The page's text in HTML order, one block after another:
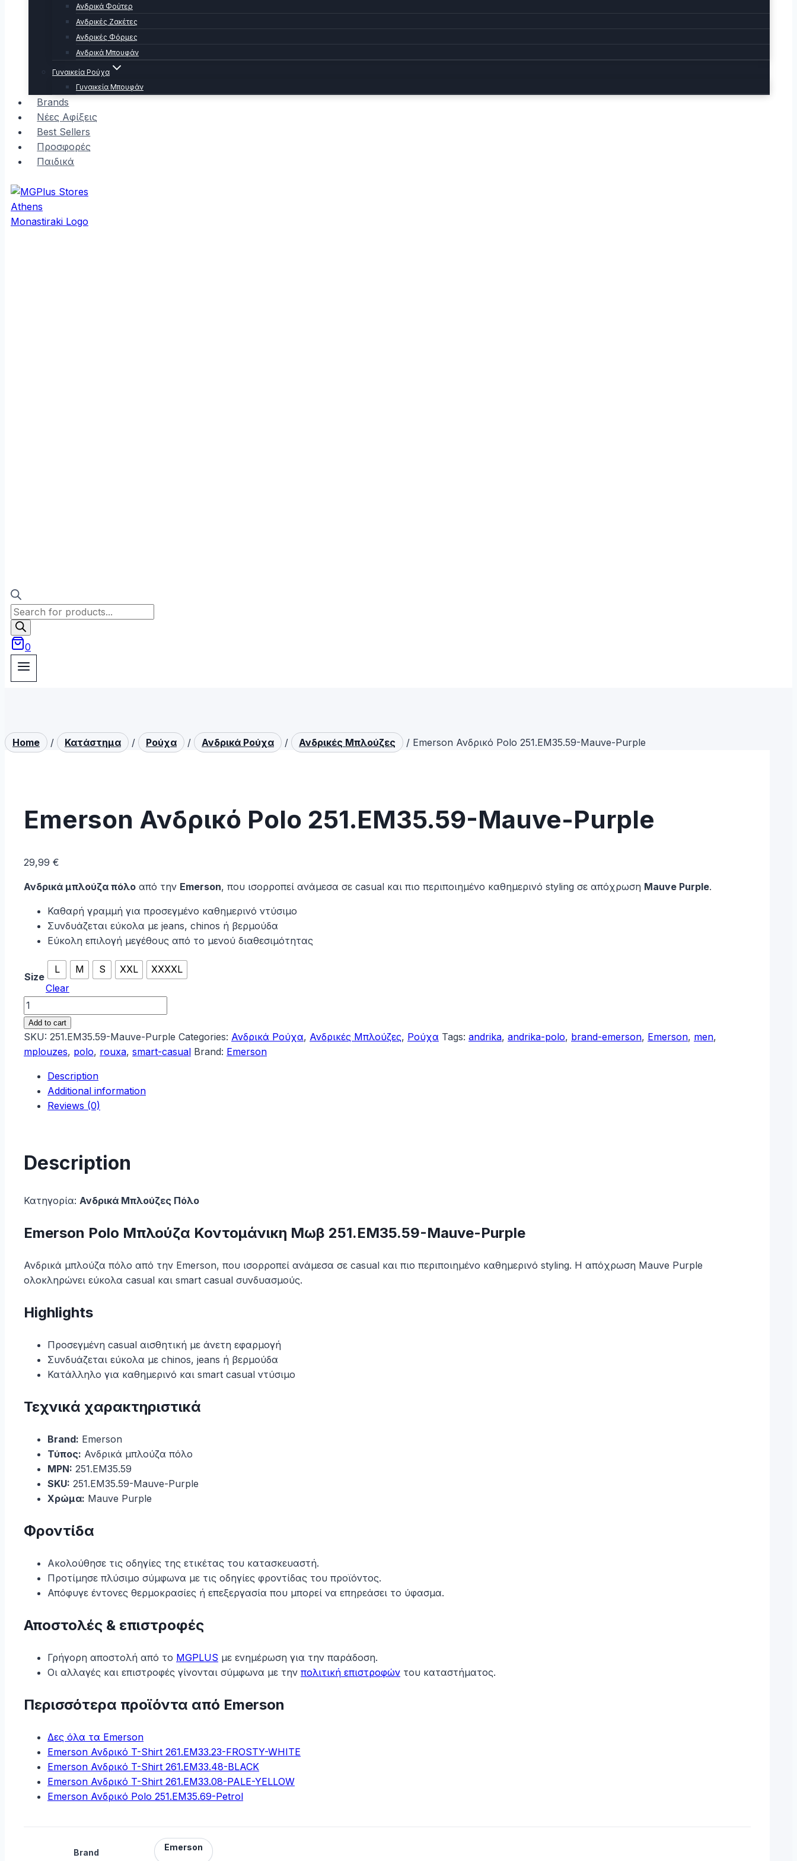
Ανδρικά Φούτερ
Ανδρικές Ζακέτες
Ανδρικές Φόρμες
Ανδρικά Μπουφάν
Γυναικεία Ρούχα
Γυναικεία Μπουφάν
Brands
Νέες Αφίξεις
Best Sellers
Προσφορές
Παιδικά
Products
search
0
Home / Κατάστημα / Ρούχα / Ανδρικά Ρούχα / Ανδρικές Μπλούζες / Emerson Ανδρικό Polo 251.EM35.59-Mauve-Purple
Emerson Ανδρικό Polo 251.EM35.59-Mauve-Purple
29,99 €
Ανδρικά μπλούζα πόλο από την Emerson, που ισορροπεί ανάμεσα σε casual και πιο περιποιημένο καθημερινό styling σε απόχρωση Mauve Purple.
Καθαρή γραμμή για προσεγμένο καθημερινό ντύσιμο
Συνδυάζεται εύκολα με jeans, chinos ή βερμούδα
Εύκολη επιλογή μεγέθους από το μενού διαθεσιμότητας
Size
L M S XXL
XXXXL
Clear
Emerson
Ανδρικό
Polo
251.EM35.59-
Purple
quantity
Add to cart
SKU: 251.EM35.59-Mauve-Purple Categories: Ανδρικά Ρούχα, Ανδρικές Μπλούζες, Ρούχα Tags: andrika, andrika-polo, brand-emerson, Emerson, men,
mplouzes, polo, rouxa, smart-casual Brand: Emerson
Description
Additional information
Reviews (0)
Description
Κατηγορία: Ανδρικά Μπλούζες Πόλο
Emerson Polo Μπλούζα Κοντομάνικη Μωβ 251.EM35.59-Mauve-Purple
Ανδρικά μπλούζα πόλο από την Emerson, που ισορροπεί ανάμεσα σε casual και πιο περιποιημένο καθημερινό styling. Η απόχρωση Mauve Purple
ολοκληρώνει εύκολα casual και smart casual συνδυασμούς.
Highlights
Προσεγμένη casual αισθητική με άνετη εφαρμογή
Συνδυάζεται εύκολα με chinos, jeans ή βερμούδα
Κατάλληλο για καθημερινό και smart casual ντύσιμο
Τεχνικά χαρακτηριστικά
Brand: Emerson
Τύπος: Ανδρικά μπλούζα πόλο
MPN: 251.EM35.59
SKU: 251.EM35.59-Mauve-Purple
Χρώμα: Mauve Purple
Φροντίδα
Ακολούθησε τις οδηγίες της ετικέτας του κατασκευαστή.
Προτίμησε πλύσιμο σύμφωνα με τις οδηγίες φροντίδας του προϊόντος.
Απόφυγε έντονες θερμοκρασίες ή επεξεργασία που μπορεί να επηρεάσει το ύφασμα.
Αποστολές & επιστροφές
Γρήγορη αποστολή από το MGPLUS με ενημέρωση για την παράδοση.
Οι αλλαγές και επιστροφές γίνονται σύμφωνα με την πολιτική επιστροφών του καταστήματος.
Περισσότερα προϊόντα από Emerson
Δες όλα τα Emerson
Emerson Ανδρικό T-Shirt 261.EM33.23-FROSTY-WHITE
Emerson Ανδρικό T-Shirt 261.EM33.48-BLACK
Emerson Ανδρικό T-Shirt 261.EM33.08-PALE-YELLOW
Emerson Ανδρικό Polo 251.EM35.69-Petrol
Brand
Emerson